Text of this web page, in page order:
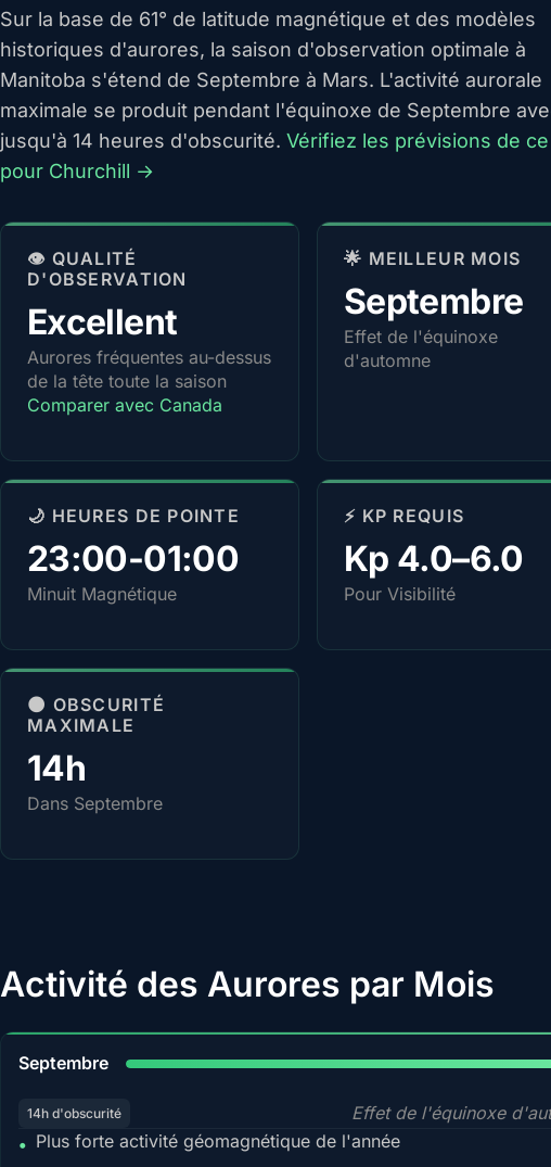
Sur la base de 61° de latitude magnétique et des modèles
historiques d'aurores, la saison d'observation optimale à
Manitoba s'étend de Septembre à Mars. L'activité aurorale
maximale se produit pendant l'équinoxe de Septembre
jusqu'à 14 heures d'obscurité. Vérifiez les prévisions de
pour Churchill →
👁️ QUALITÉ
D'OBSERVATION
Excellent
Aurores fréquentes au-dessus
de la tête toute la saison
Comparer avec Canada
🌟 MEILLEUR MOIS
Septembre
Effet de l'équinoxe
d'automne
🌙 HEURES DE POINTE
23:00-01:00
Minuit Magnétique
⚡ KP REQUIS
Kp 4.0–6.0
Pour Visibilité
🌑 OBSCURITÉ
MAXIMALE
14h
Dans Septembre
Activité des Aurores par Mois
Septembre
14h d'obscurité
Effet de l'équinoxe
• Plus forte activité géomagnétique de l'année